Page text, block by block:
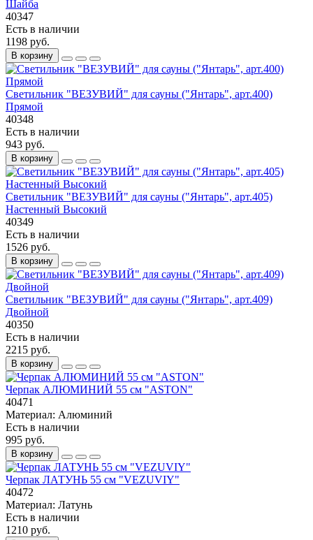
Шайба
40347
Есть в наличии
1198 руб.
В корзину
Светильник "ВЕЗУВИЙ" для сауны ("Янтарь", арт.400)
Прямой
40348
Есть в наличии
943 руб.
В корзину
Светильник "ВЕЗУВИЙ" для сауны ("Янтарь", арт.405)
Настенный Высокий
40349
Есть в наличии
1526 руб.
В корзину
Светильник "ВЕЗУВИЙ" для сауны ("Янтарь", арт.409)
Двойной
40350
Есть в наличии
2215 руб.
В корзину
Черпак АЛЮМИНИЙ 55 см "ASTON"
40471
Материал: Алюминий
Есть в наличии
995 руб.
В корзину
Черпак ЛАТУНЬ 55 см "VEZUVIY"
40472
Материал: Латунь
Есть в наличии
1210 руб.